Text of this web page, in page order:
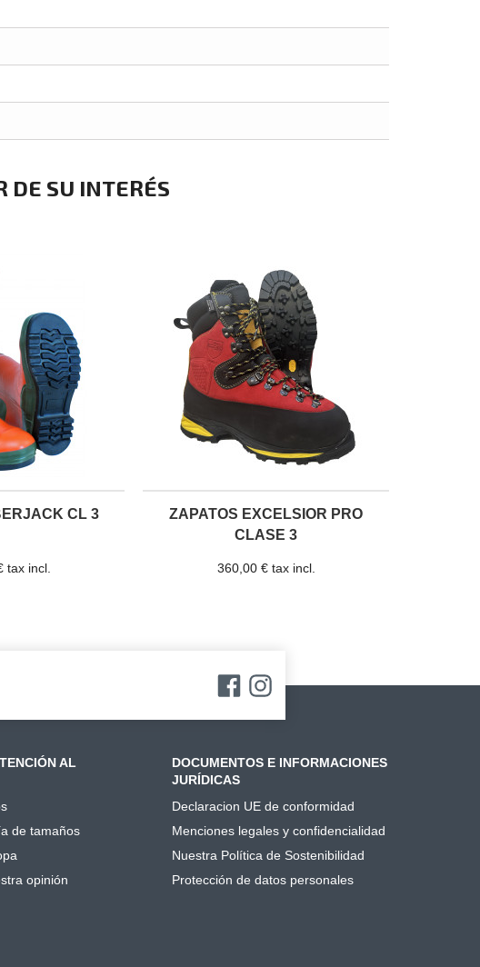
DE SU INTERÉS
CL 3
tax incl.
ZAPATOS EXCELSIOR PRO
CLASE 3
360,00 € tax incl.
AL
de tamaños
opinión
DOCUMENTOS E INFORMACIONES
JURÍDICAS
Declaracion UE de conformidad
Menciones legales y confidencialidad
Nuestra Política de Sostenibilidad
Protección de datos personales